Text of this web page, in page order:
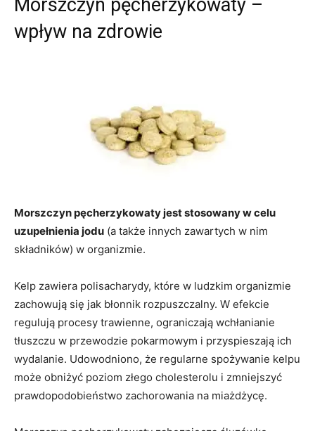
Morszczyn pęcherzykowaty –
wpływ na zdrowie
Morszczyn pęcherzykowaty jest stosowany w celu
uzupełnienia jodu (a także innych zawartych w nim
składników) w organizmie.
Kelp zawiera polisacharydy, które w ludzkim organizmie
zachowują się jak błonnik rozpuszczalny. W efekcie
regulują procesy trawienne, ograniczają wchłanianie
tłuszczu w przewodzie pokarmowym i przyspieszają ich
wydalanie. Udowodniono, że regularne spożywanie kelpu
może obniżyć poziom złego cholesterolu i zmniejszyć
prawdopodobieństwo zachorowania na miażdżycę.